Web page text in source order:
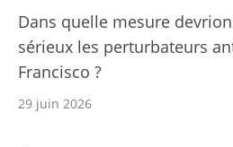
Dans quelle mesure
sérieux les perturbateurs
Francisco ?
29 juin 2026